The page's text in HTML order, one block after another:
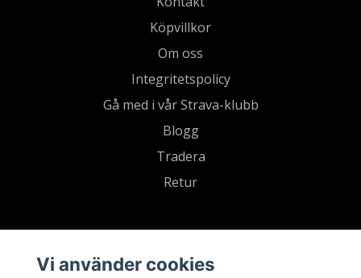
Köpvillkor
Om oss
Integritetspolicy
Gå med i vår Strava-klubb
Blogg
Tradera
Retur
Vi använder cookies